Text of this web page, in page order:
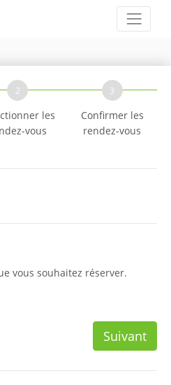
2
les
vous
3
Confirmer les
rendez-vous
vous souhaitez réserver.
Suivant